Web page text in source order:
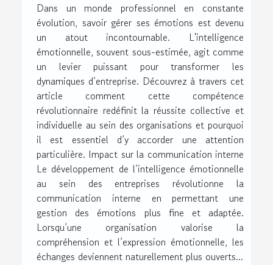
Dans un monde professionnel en constante
évolution, savoir gérer ses émotions est devenu
un atout incontournable. L'intelligence
émotionnelle, souvent sous-estimée, agit comme
un levier puissant pour transformer les
dynamiques d’entreprise. Découvrez à travers cet
article comment cette compétence
révolutionnaire redéfinit la réussite collective et
individuelle au sein des organisations et pourquoi
il est essentiel d’y accorder une attention
particulière. Impact sur la communication interne
Le développement de l’intelligence émotionnelle
au sein des entreprises révolutionne la
communication interne en permettant une
gestion des émotions plus fine et adaptée.
Lorsqu’une organisation valorise la
compréhension et l’expression émotionnelle, les
échanges deviennent naturellement plus ouverts...